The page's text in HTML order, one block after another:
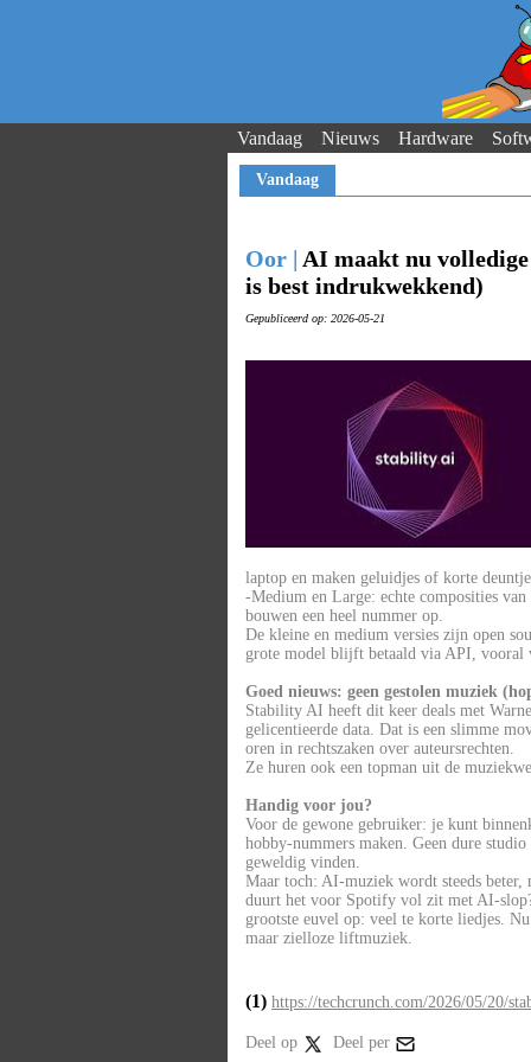
Vandaag Nieuws Hardware
Vandaag
Oor | AI maakt nu
is best indrukwekkend)
Gepubliceerd op: 2026-05-21
laptop en maken geluidjes of korte
-Medium en Large: echte composities
bouwen een heel nummer op.
De kleine en medium versies zijn open
grote model blijft betaald via API, vooral
Goed nieuws: geen gestolen muziek
Stability AI heeft dit keer deals met
gelicentieerde data. Dat is een slimme
oren in rechtszaken over auteursrechten.
Ze huren ook een topman uit de
Handig voor jou?
Voor de gewone gebruiker: je kunt
hobby-nummers maken. Geen dure
geweldig vinden.
Maar toch: AI-muziek wordt steeds beter,
duurt het voor Spotify vol zit met AI-
grootste euvel op: veel te korte liedjes.
maar zielloze liftmuziek.
(1) https://techcrunch.com/2026/05/20/
Deel op Deel per